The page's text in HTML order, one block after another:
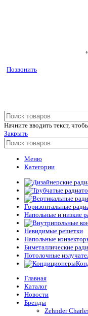
Позвонить
Начните вводить текст,
Закрыть
Меню
Категории
Горизонтальные
Напольные и низкие
Невидимые решетки
Напольные
Биметаллические
Потолочные
Главная
Каталог
Новости
Бренды
Zehnder